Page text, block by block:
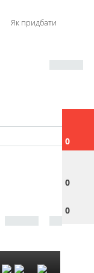
Як придбати
0
0
0